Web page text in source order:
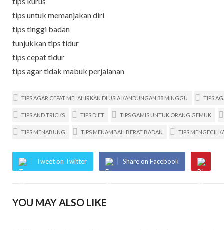
tips untuk memanjakan diri
tips tinggi badan
tunjukkan tips tidur
tips cepat tidur
tips agar tidak mabuk perjalanan
TIPS AGAR CEPAT MELAHIRKAN DI USIA KANDUNGAN 38 MINGGU TIPS
TIPS AND TRICKS TIPS DIET TIPS GAMIS UNTUK ORANG GEMUK
TIPS MENABUNG TIPS MENAMBAH BERAT BADAN TIPS
Tweet on Twitter Share on Facebook
YOU MAY ALSO LIKE